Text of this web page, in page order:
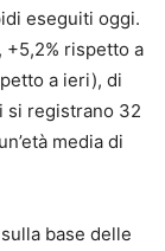
eseguiti oggi.
rispetto a
a ieri), di
si registrano 32
media di
base delle